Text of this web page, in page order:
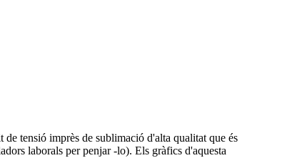
tensió imprès de sublimació d'alta qualitat que és
laborals per penjar -lo). Els gràfics d'aquesta